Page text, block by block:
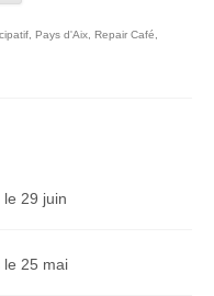
Pays d'Aix Repair Café
le 29 juin
le 25 mai